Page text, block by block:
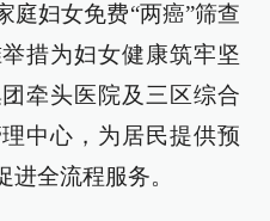
庭妇女免费“两癌”筛查
措为妇女健康筑牢坚
牵头医院及三区综合
中心，为居民提供预
全流程服务。